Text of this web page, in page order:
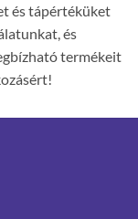
és tápértéküket
és
termékeit